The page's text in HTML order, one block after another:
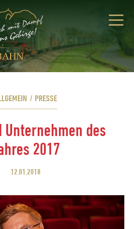
/ PRESSE
Unternehmen des
2017
12.01.2018